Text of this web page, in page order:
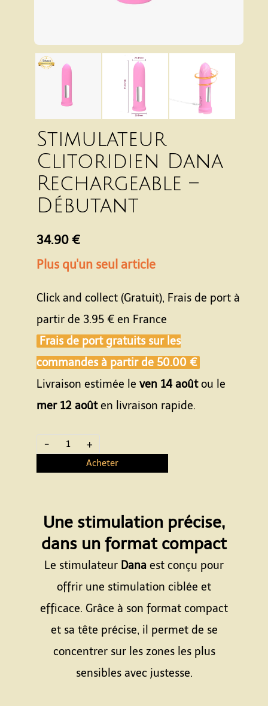
Stimulateur
Clitoridien Dana
Rechargeable –
Débutant
34.90 €
Plus qu'un seul article
Click and collect (Gratuit), Frais de port à
partir de 3.95 € en France
Frais de port gratuits sur les
commandes à partir de 50.00 €
Livraison estimée le ven 14 aoûtou le
mer 12 aoûten livraison rapide.
- +
Acheter
Une stimulation précise,
dans un format compact
Le stimulateur Dana est conçu pour
offrir une stimulation ciblée et
efficace. Grâce à son format compact
et sa tête précise, il permet de se
concentrer sur les zones les plus
sensibles avec justesse.